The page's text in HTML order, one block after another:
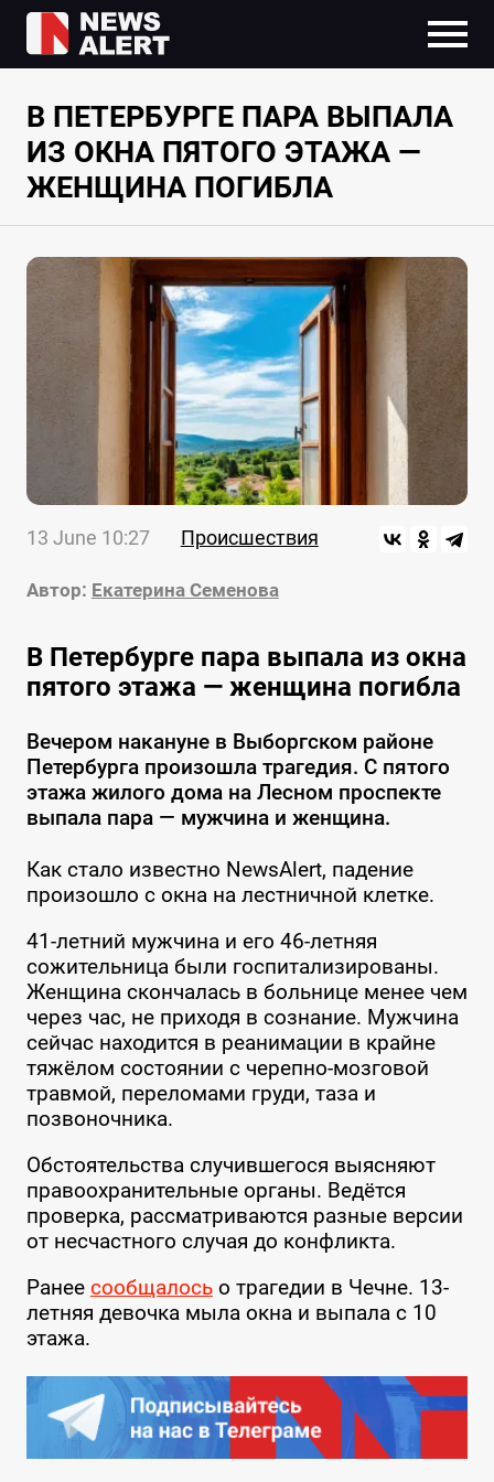
В ПЕТЕРБУРГЕ ПАРА ВЫПАЛА
ИЗ ОКНА ПЯТОГО ЭТАЖА —
ЖЕНЩИНА ПОГИБЛА
13 June 10:27 Происшествия
Автор: Екатерина Семенова
В Петербурге пара выпала из окна
пятого этажа — женщина погибла
Вечером накануне в Выборгском районе
Петербурга произошла трагедия. С пятого
этажа жилого дома на Лесном проспекте
выпала пара — мужчина и женщина.
Как стало известно NewsAlert, падение
произошло с окна на лестничной клетке.
41-летний мужчина и его 46-летняя
сожительница были госпитализированы.
Женщина скончалась в больнице менее чем
через час, не приходя в сознание. Мужчина
сейчас находится в реанимации в крайне
тяжёлом состоянии с черепно-мозговой
травмой, переломами груди, таза и
позвоночника.
Обстоятельства случившегося выясняют
правоохранительные органы. Ведётся
проверка, рассматриваются разные версии
от несчастного случая до конфликта.
Ранее сообщалосьо трагедии в Чечне. 13-
летняя девочка мыла окна и выпала с 10
этажа.